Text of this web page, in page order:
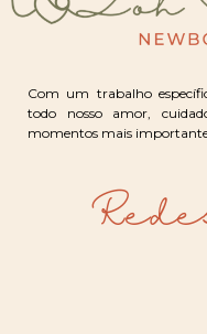
Com um trabalho
todo nosso amor,
momentos mais